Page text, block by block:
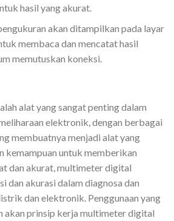
hasil yang akurat.
akan ditampilkan pada layar
membaca dan mencatat hasil
memutuskan koneksi.
alat yang sangat penting dalam
elektronik, dengan berbagai
membuatnya menjadi alat yang
kemampuan untuk memberikan
dan akurat, multimeter digital
dan akurasi dalam diagnosa dan
dan elektronik. Penggunaan yang
akan prinsip kerja multimeter digital